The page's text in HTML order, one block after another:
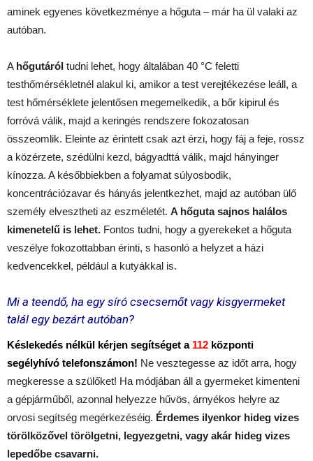
aminek egyenes következménye a hőguta – már ha ül valaki az
autóban.
A hőgutáról tudni lehet, hogy általában 40 °C feletti
testhőmérsékletnél alakul ki, amikor a test verejtékezése leáll, a
test hőmérséklete jelentősen megemelkedik, a bőr kipirul és
forróvá válik, majd a keringés rendszere fokozatosan
összeomlik. Eleinte az érintett csak azt érzi, hogy fáj a feje, rossz
a közérzete, szédülni kezd, bágyadttá válik, majd hányinger
kínozza. A későbbiekben a folyamat súlyosbodik,
koncentrációzavar és hányás jelentkezhet, majd az autóban ülő
személy elvesztheti az eszméletét. A hőguta sajnos halálos
kimenetelű is lehet. Fontos tudni, hogy a gyerekeket a hőguta
veszélye fokozottabban érinti, s hasonló a helyzet a házi
kedvencekkel, például a kutyákkal is.
Mi a teendő, ha egy síró csecsemőt vagy kisgyermeket
talál egy bezárt autóban?
Késlekedés nélkül kérjen segítséget a112 központi
segélyhívó telefonszámon! Ne vesztegesse az időt arra, hogy
megkeresse a szülőket! Ha módjában áll a gyermeket kimenteni
a gépjárműből, azonnal helyezze hűvös, árnyékos helyre az
orvosi segítség megérkezéséig. Érdemes ilyenkor hideg vizes
törölközővel törölgetni, legyezgetni, vagy akár hideg vizes
lepedőbe csavarni.